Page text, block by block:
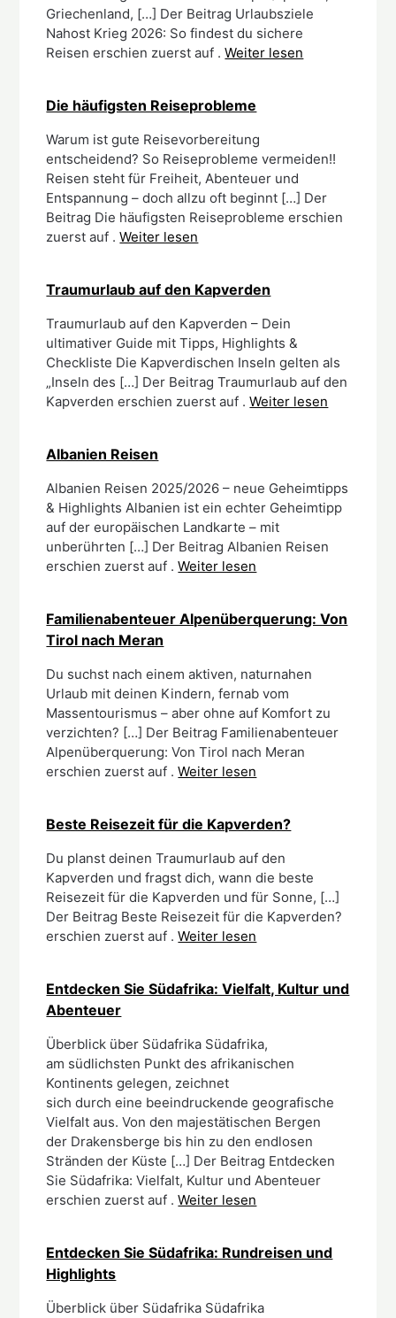
Griechenland, […] Der Beitrag Urlaubsziele
Nahost Krieg 2026: So findest du sichere
Reisen erschien zuerst auf .Weiter lesen
Die häufigsten Reiseprobleme
Warum ist gute Reisevorbereitung
entscheidend? So Reiseprobleme vermeiden!!
Reisen steht für Freiheit, Abenteuer und
Entspannung – doch allzu oft beginnt […] Der
Beitrag Die häufigsten Reiseprobleme erschien
zuerst auf .Weiter lesen
Traumurlaub auf den Kapverden
Traumurlaub auf den Kapverden – Dein
ultimativer Guide mit Tipps, Highlights &
Checkliste Die Kapverdischen Inseln gelten als
„Inseln des […] Der Beitrag Traumurlaub auf den
Kapverden erschien zuerst auf .Weiter lesen
Albanien Reisen
Albanien Reisen 2025/2026 – neue Geheimtipps
& Highlights Albanien ist ein echter Geheimtipp
auf der europäischen Landkarte – mit
unberührten […] Der Beitrag Albanien Reisen
erschien zuerst auf .Weiter lesen
Familienabenteuer Alpenüberquerung: Von
Tirol nach Meran
Du suchst nach einem aktiven, naturnahen
Urlaub mit deinen Kindern, fernab vom
Massentourismus – aber ohne auf Komfort zu
verzichten? […] Der Beitrag Familienabenteuer
Alpenüberquerung: Von Tirol nach Meran
erschien zuerst auf .Weiter lesen
Beste Reisezeit für die Kapverden?
Du planst deinen Traumurlaub auf den
Kapverden und fragst dich, wann die beste
Reisezeit für die Kapverden und für Sonne, […]
Der Beitrag Beste Reisezeit für die Kapverden?
erschien zuerst auf .Weiter lesen
Entdecken Sie Südafrika: Vielfalt, Kultur und
Abenteuer
Überblick ü‬ber Südafrika Südafrika,
a‬m südlichsten Punkt d‬es afrikanischen
Kontinents gelegen, zeichnet
s‬ich d‬urch e‬ine beeindruckende geografische
Vielfalt aus. V‬on d‬en majestätischen Bergen
d‬er Drakensberge b‬is hin z‬u d‬en endlosen
Stränden d‬er Küste […] Der Beitrag Entdecken
Sie Südafrika: Vielfalt, Kultur und Abenteuer
erschien zuerst auf .Weiter lesen
Entdecken Sie Südafrika: Rundreisen und
Highlights
Überblick ü‬ber Südafrika Südafrika